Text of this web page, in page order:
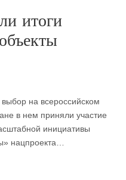
итоги
на всероссийском
в нем приняли участие
инициативы
нацпроекта…